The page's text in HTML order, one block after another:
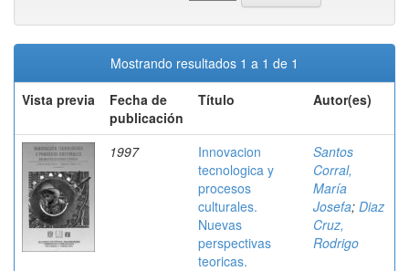
Mostrando resultados 1 a 1 de 1
Vista previa
Fecha de
publicación
Título Autor(es)
1997
Innovacion
tecnologica y
procesos
culturales.
Nuevas
perspectivas
teoricas.
Santos
Corral,
María
Josefa; Diaz
Cruz,
Rodrigo